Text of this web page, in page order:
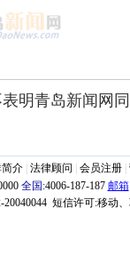
明青岛新闻网